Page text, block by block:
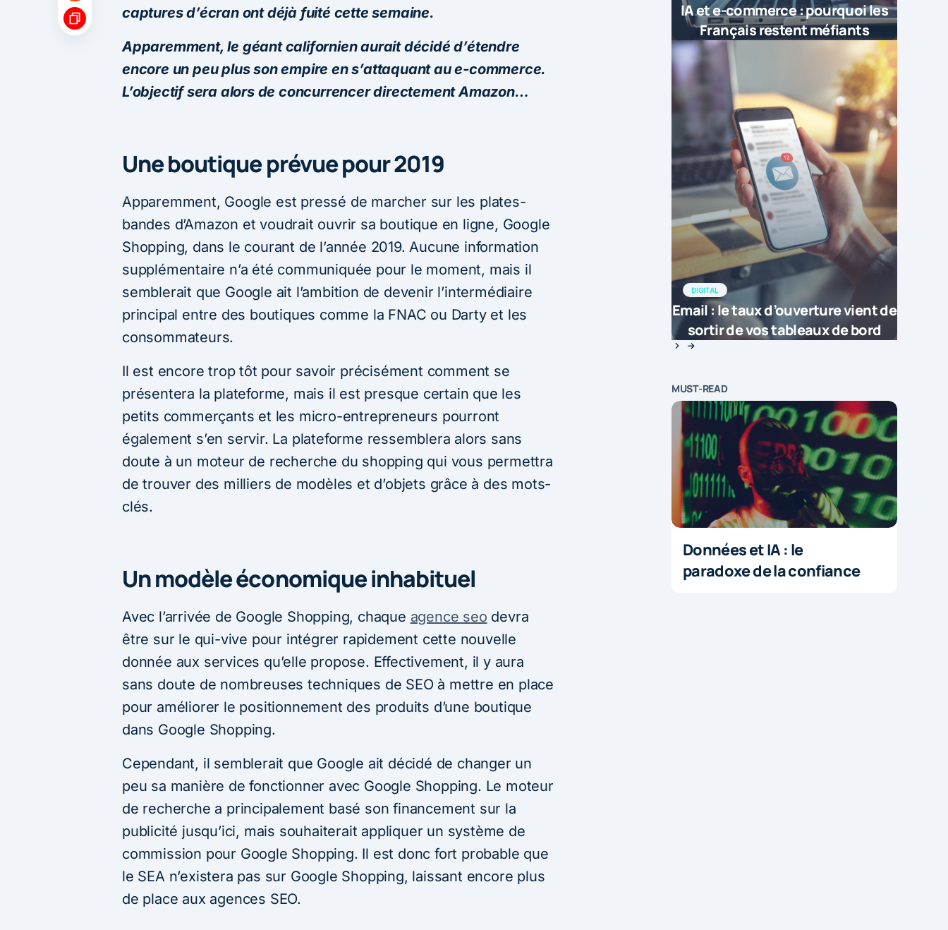
captures d’écran ont déjà fuité cette semaine.
Apparemment, le géant californien aurait décidé d’étendre
encore un peu plus son empire en s’attaquant au e-commerce.
L’objectif sera alors de concurrencer directement Amazon…
Une boutique prévue pour 2019
Apparemment, Google est pressé de marcher sur les plates-
bandes d’Amazon et voudrait ouvrir sa boutique en ligne, Google
Shopping, dans le courant de l’année 2019. Aucune information
supplémentaire n’a été communiquée pour le moment, mais il
semblerait que Google ait l’ambition de devenir l’intermédiaire
principal entre des boutiques comme la FNAC ou Darty et les
consommateurs.
Il est encore trop tôt pour savoir précisément comment se
présentera la plateforme, mais il est presque certain que les
petits commerçants et les micro-entrepreneurs pourront
également s’en servir. La plateforme ressemblera alors sans
doute à un moteur de recherche du shopping qui vous permettra
de trouver des milliers de modèles et d’objets grâce à des mots-
clés.
Un modèle économique inhabituel
Avec l’arrivée de Google Shopping, chaque agence seo devra
être sur le qui-vive pour intégrer rapidement cette nouvelle
donnée aux services qu’elle propose. Effectivement, il y aura
sans doute de nombreuses techniques de SEO à mettre en place
pour améliorer le positionnement des produits d’une boutique
dans Google Shopping.
Cependant, il semblerait que Google ait décidé de changer un
peu sa manière de fonctionner avec Google Shopping. Le moteur
de recherche a principalement basé son financement sur la
publicité jusqu’ici, mais souhaiterait appliquer un système de
commission pour Google Shopping. Il est donc fort probable que
le SEA n’existera pas sur Google Shopping, laissant encore plus
de place aux agences SEO.
IA et e-commerce : pourquoi les
Français restent méfiants
DIGITAL
Email : le taux d’ouverture vient de
sortir de vos tableaux de bord
MUST-READ
Données et IA : le
paradoxe de la confiance